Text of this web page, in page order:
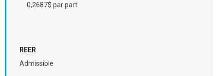
0,2687$ par part
REER
Admissible